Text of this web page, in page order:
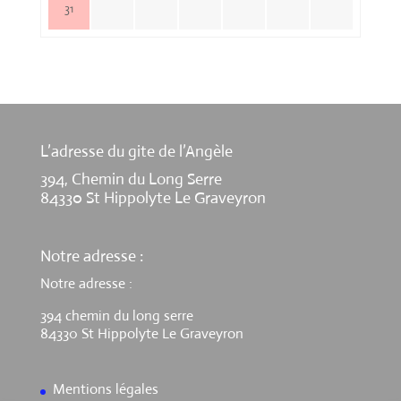
31
L’adresse du gite de l’Angèle
394, Chemin du Long Serre
84330 St Hippolyte Le Graveyron
Notre adresse :
Notre adresse :
394 chemin du long serre
84330 St Hippolyte Le Graveyron
Mentions légales